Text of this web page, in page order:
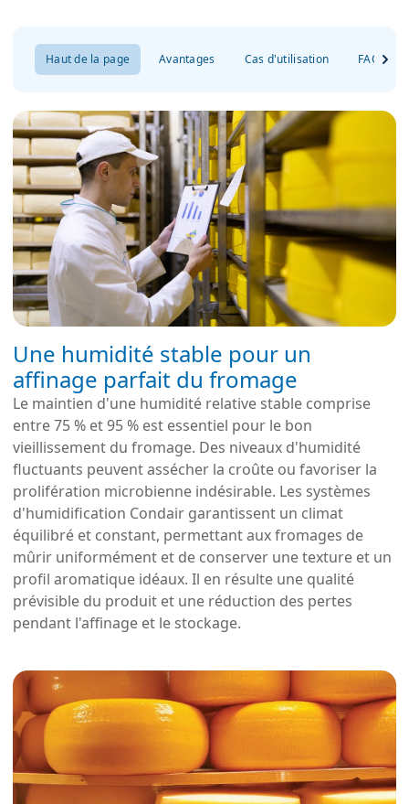
Haut de la page Avantages Cas d'utilisation FAQ
Une humidité stable pour un
affinage parfait du fromage
Le maintien d'une humidité relative stable comprise
entre 75 % et 95 % est essentiel pour le bon
vieillissement du fromage. Des niveaux d'humidité
fluctuants peuvent assécher la croûte ou favoriser la
prolifération microbienne indésirable. Les systèmes
d'humidification Condair garantissent un climat
équilibré et constant, permettant aux fromages de
mûrir uniformément et de conserver une texture et un
profil aromatique idéaux. Il en résulte une qualité
prévisible du produit et une réduction des pertes
pendant l'affinage et le stockage.